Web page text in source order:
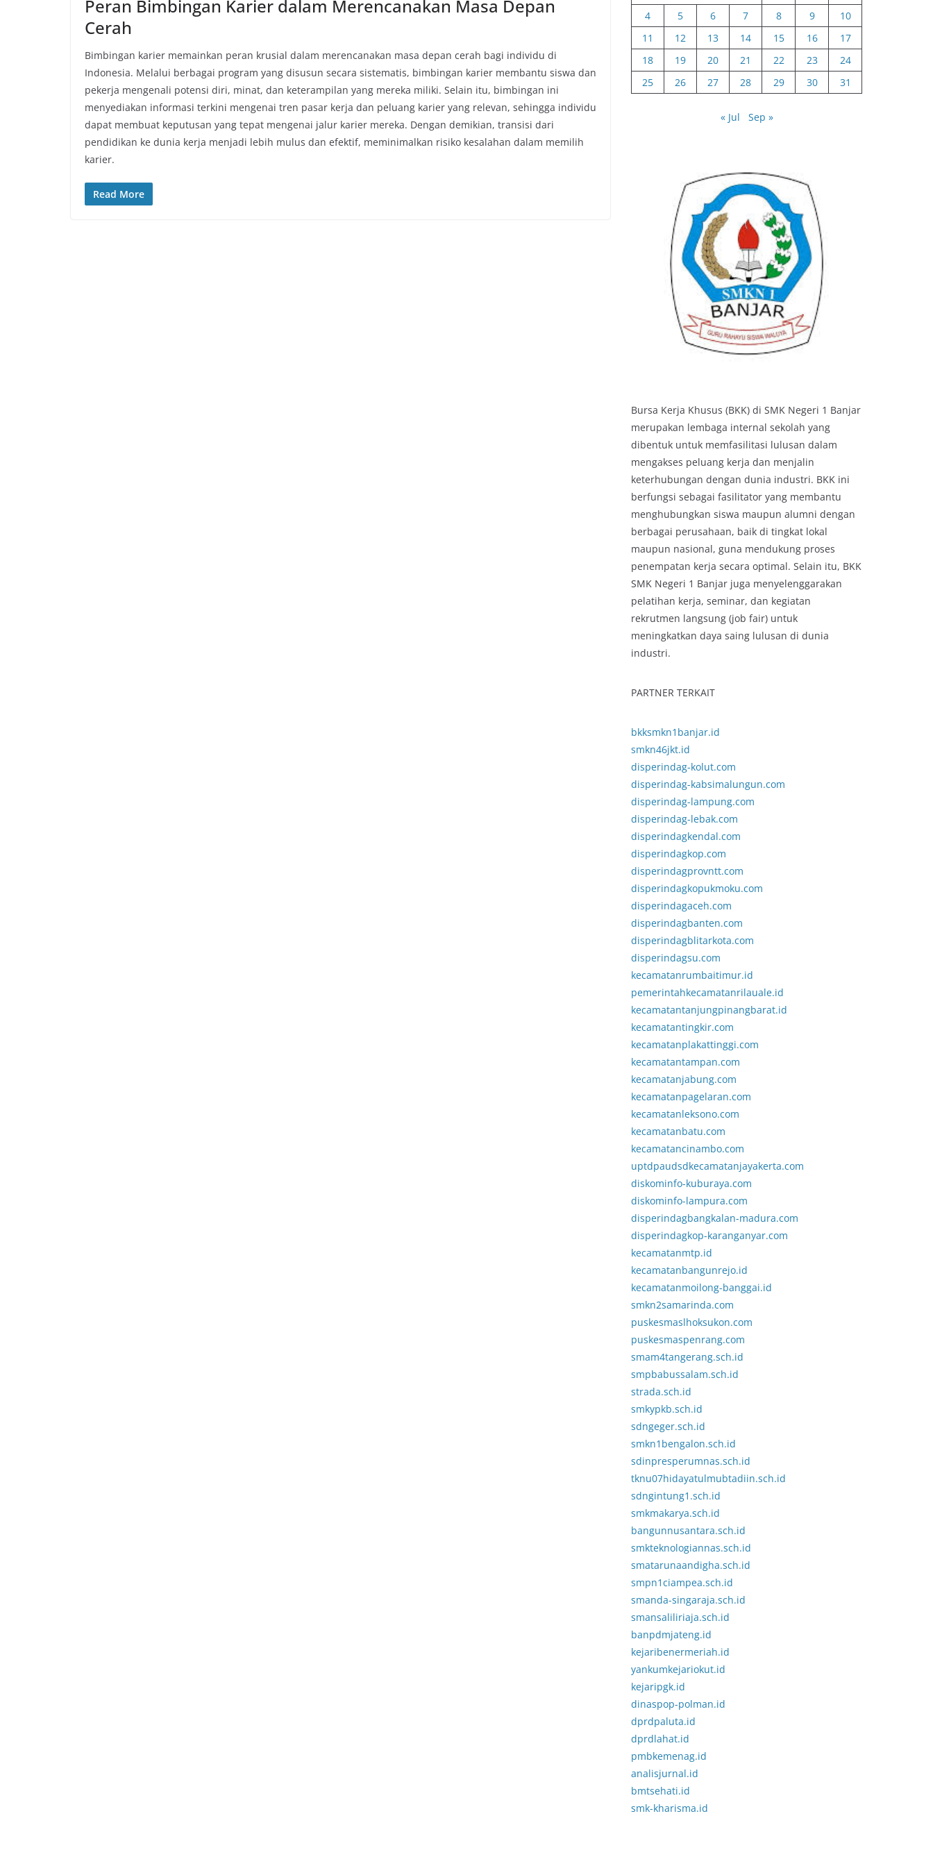
Peran Bimbingan Karier dalam Merencanakan Masa Depan
Cerah
Bimbingan karier memainkan peran krusial dalam merencanakan masa depan cerah bagi individu di
Indonesia. Melalui berbagai program yang disusun secara sistematis, bimbingan karier membantu siswa dan
pekerja mengenali potensi diri, minat, dan keterampilan yang mereka miliki. Selain itu, bimbingan ini
menyediakan informasi terkini mengenai tren pasar kerja dan peluang karier yang relevan, sehingga individu
dapat membuat keputusan yang tepat mengenai jalur karier mereka. Dengan demikian, transisi dari
pendidikan ke dunia kerja menjadi lebih mulus dan efektif, meminimalkan risiko kesalahan dalam memilih
karier.
Read More
4
5 6 7 8 9
10
11
12 13 14 15 16
17
18
19 20 21 22 23
24
25
26 27 28 29 30 31
« Jul Sep »
Bursa Kerja Khusus (BKK) di SMK Negeri 1 Banjar
merupakan lembaga internal sekolah yang
dibentuk untuk memfasilitasi lulusan dalam
mengakses peluang kerja dan menjalin
keterhubungan dengan dunia industri. BKK ini
berfungsi sebagai fasilitator yang membantu
menghubungkan siswa maupun alumni dengan
berbagai perusahaan, baik di tingkat lokal
maupun nasional, guna mendukung proses
penempatan kerja secara optimal. Selain itu, BKK
SMK Negeri 1 Banjar juga menyelenggarakan
pelatihan kerja, seminar, dan kegiatan
rekrutmen langsung (job fair) untuk
meningkatkan daya saing lulusan di dunia
industri.
PARTNER TERKAIT
bkksmkn1banjar.id
smkn46jkt.id
disperindag-kolut.com
disperindag-kabsimalungun.com
disperindag-lampung.com
disperindag-lebak.com
disperindagkendal.com
disperindagkop.com
disperindagprovntt.com
disperindagkopukmoku.com
disperindagaceh.com
disperindagbanten.com
disperindagblitarkota.com
disperindagsu.com
kecamatanrumbaitimur.id
pemerintahkecamatanrilauale.id
kecamatantanjungpinangbarat.id
kecamatantingkir.com
kecamatanplakattinggi.com
kecamatantampan.com
kecamatanjabung.com
kecamatanpagelaran.com
kecamatanleksono.com
kecamatanbatu.com
kecamatancinambo.com
uptdpaudsdkecamatanjayakerta.com
diskominfo-kuburaya.com
diskominfo-lampura.com
disperindagbangkalan-madura.com
disperindagkop-karanganyar.com
kecamatanmtp.id
kecamatanbangunrejo.id
kecamatanmoilong-banggai.id
smkn2samarinda.com
puskesmaslhoksukon.com
puskesmaspenrang.com
smam4tangerang.sch.id
smpbabussalam.sch.id
strada.sch.id
smkypkb.sch.id
sdngeger.sch.id
smkn1bengalon.sch.id
sdinpresperumnas.sch.id
tknu07hidayatulmubtadiin.sch.id
sdngintung1.sch.id
smkmakarya.sch.id
bangunnusantara.sch.id
smkteknologiannas.sch.id
smatarunaandigha.sch.id
smpn1ciampea.sch.id
smanda-singaraja.sch.id
smansaliliriaja.sch.id
banpdmjateng.id
kejaribenermeriah.id
yankumkejariokut.id
kejaripgk.id
dinaspop-polman.id
dprdpaluta.id
dprdlahat.id
pmbkemenag.id
analisjurnal.id
bmtsehati.id
smk-kharisma.id